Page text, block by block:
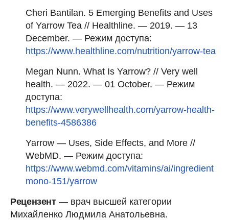
Cheri Bantilan. 5 Emerging Benefits and Uses
of Yarrow Tea // Healthline. — 2019. — 13
December. — Режим доступа:
https://www.healthline.com/nutrition/yarrow-tea
Megan Nunn. What Is Yarrow? // Very well
health. — 2022. — 01 October. — Режим
доступа:
https://www.verywellhealth.com/yarrow-health-
benefits-4586386
Yarrow — Uses, Side Effects, and More //
WebMD. — Режим доступа:
https://www.webmd.com/vitamins/ai/ingredient
mono-151/yarrow
Рецензент— врач высшей категории
Михайленко Людмила Анатольевна.